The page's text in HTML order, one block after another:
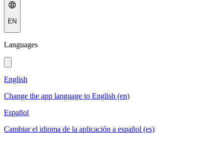
EN
Languages
English
Change the app language to English (en)
Español
Cambiar el idioma de la aplicación a español (es)